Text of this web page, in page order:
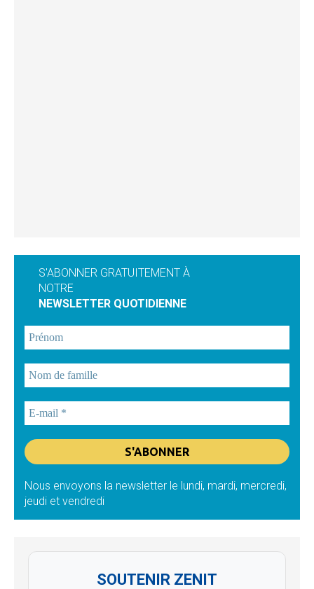
S'ABONNER GRATUITEMENT À
NOTRE
NEWSLETTER QUOTIDIENNE
Nous envoyons la newsletter le lundi, mardi, mercredi,
jeudi et vendredi
SOUTENIR ZENIT